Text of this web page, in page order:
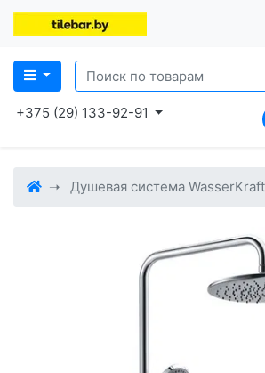
+375 (29) 133-92-91
Душевая система